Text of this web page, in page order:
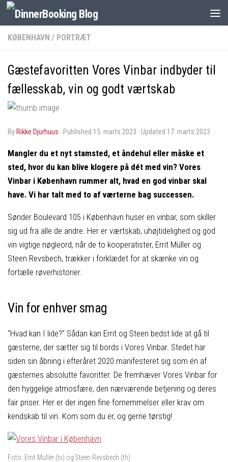
KØBENHAVN / PORTRÆT
Gæstefavoritten Vores Vinbar indbyder til
fællesskab, vin og godt værtskab
byRikke Djurhuus · Published 15. marts 2023 · Updated 17. marts 2023
Mangler du et nyt stamsted, et åndehul eller måske et
sted, hvor du kan blive klogere på dét med vin? Vores
Vinbar i København rummer alt, hvad en god vinbar skal
have. Vi har talt med to af værterne bag successen.
Sønder Boulevard 105 i København huser en vinbar, som skiller
sig ud fra alle de andre. Her er værtskab, uhøjtidelighed og god
vin vigtige nøgleord, når de to kooperatister, Errit Müller og
Steen Revsbech, trækker i forklædet for at skænke vin og
fortælle røverhistorier.
Vin for enhver smag
“Hvad kan I lide?” Sådan kan Errit og Steen bedst lide at gå til
gæsterne, der sætter sig til bords i Vores Vinbar. Stedet har
siden sin åbning i efteråret 2020 manifesteret sig som én af
gæsternes absolutte favoritter. De fremhæver Vores Vinbar for
den hyggelige atmosfære, den nærværende betjening og deres
fair priser. Her er der ingen fine fornemmelser eller krav om
kendskab til vin. Kom som du er, og gerne tørstig!
Foto: Errit Müller (tv) og Steen Revsbech (th)